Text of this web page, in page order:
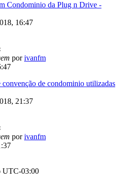
Condominio da Plug n Drive -
16:47
porivanfm
convenção de condominio utilizadas
21:37
porivanfm
UTC-03:00